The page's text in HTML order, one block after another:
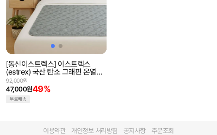
[동신이스트렉스] 이스트렉스
(estrex) 국산 탄소 그래핀 온열매
트 전기매트 전자파차단 전기요
47,000원49%
92,000원
무료배송
이용약관 개인정보 처리방침 공지사항 주문조회